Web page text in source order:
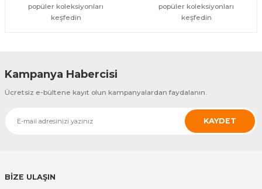
popüler koleksiyonları
keşfedin
popüler koleksiyonları
keşfedin
Kampanya Habercisi
Ücretsiz e-bültene kayıt olun kampanyalardan faydalanın.
KAYDET
BİZE ULAŞIN